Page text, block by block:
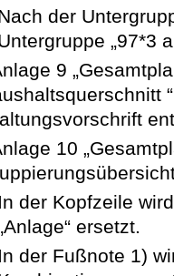
der
„97*3
9
10
In der Kopfzeile
„Anlage“ ersetzt.
In der Fußnote 1)